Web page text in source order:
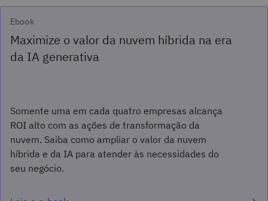
Ebook
Maximize o valor da nuvem híbrida na era
da IA generativa
Somente uma em cada quatro empresas alcança
ROI alto com as ações de transformação da
nuvem. Saiba como ampliar o valor da nuvem
híbrida e da IA para atender às necessidades do
seu negócio.